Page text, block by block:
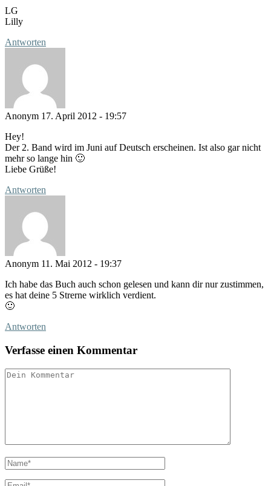
LG
Lilly
Antworten
Anonym 17. April 2012 - 19:57
Hey!
Der 2. Band wird im Juni auf Deutsch erscheinen. Ist also gar nicht
mehr so lange hin 🙂
Liebe Grüße!
Antworten
Anonym 11. Mai 2012 - 19:37
Ich habe das Buch auch schon gelesen und kann dir nur zustimmen,
es hat deine 5 Strerne wirklich verdient.
🙂
Antworten
Verfasse einen Kommentar